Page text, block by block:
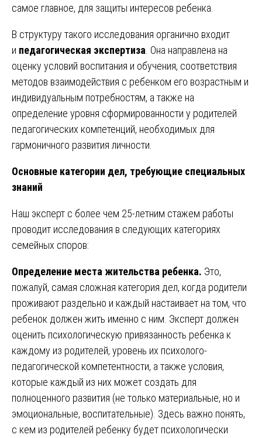
самое главное, для защиты интересов ребенка.
В структуру такого исследования органично входит
и педагогическая экспертиза . Она направлена на
оценку условий воспитания и обучения, соответствия
методов взаимодействия с ребенком его возрастным и
индивидуальным потребностям, а также на
определение уровня сформированности у родителей
педагогических компетенций, необходимых для
гармоничного развития личности.
Основные категории дел, требующие специальных
знаний
Наш эксперт с более чем 25-летним стажем работы
проводит исследования в следующих категориях
семейных споров:
Определение места жительства ребенка. Это,
пожалуй, самая сложная категория дел, когда родители
проживают раздельно и каждый настаивает на том, что
ребенок должен жить именно с ним. Эксперт должен
оценить психологическую привязанность ребенка к
каждому из родителей, уровень их психолого-
педагогической компетентности, а также условия,
которые каждый из них может создать для
полноценного развития (не только материальные, но и
эмоциональные, воспитательные). Здесь важно понять,
с кем из родителей ребенку будет психологически